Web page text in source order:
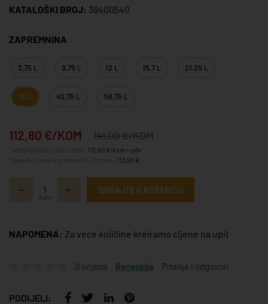
KATALOŠKI BROJ: 38400540
ZAPREMNINA
3,75 L 9,75 L 12 L 15,7 L 21,25 L
30 L 42,75 L 58,75 L
112,80 €/KOM 141,00 €/KOM
112,80 €/kom + pdv
112,80 €
kom
DODAJTE U KOŠARICU
NAPOMENA: Za veće količine kreiramo cijene na upit
0 ocjena Recenzije Pitanja i odgovori
PODIJELI: